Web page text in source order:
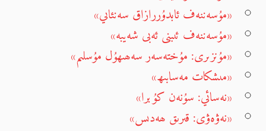
«مۇسەننەف ئابدۇررازاق سەنئاىي»
«مۇسەننەف ئىبنى ئەبى شەيبە»
«مۇنزىرى: مۇختەسەر سەھىھۇل مۇسلىم»
«مىشكات مەسابىھ»
«نەسائي: سۇنەن كۇبرا»
«نەۋەۋى: قىرىق ھەدىس»